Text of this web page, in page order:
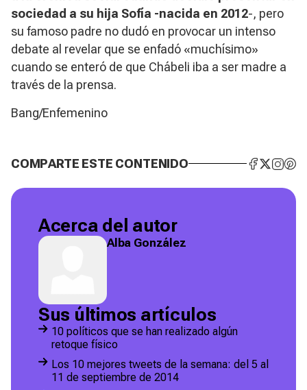
sociedad a su hija Sofía -nacida en 2012-, pero
su famoso padre no dudó en provocar un intenso
debate al revelar que se enfadó «muchísimo»
cuando se enteró de que Chábeli iba a ser madre a
través de la prensa.
Bang/Enfemenino
COMPARTE ESTE CONTENIDO
Acerca del autor
Alba González
Sus últimos artículos
10 políticos que se han realizado algún
retoque físico
Los 10 mejores tweets de la semana: del 5 al
11 de septiembre de 2014